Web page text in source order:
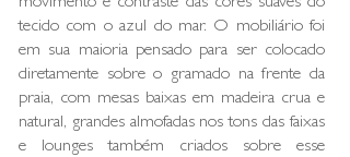
tecido com o azul do mar. O mobiliário foi
em sua maioria pensado para ser colocado
diretamente sobre o gramado na frente da
praia, com mesas baixas em madeira crua e
natural, grandes almofadas nos tons das faixas
e lounges também criados sobre esse